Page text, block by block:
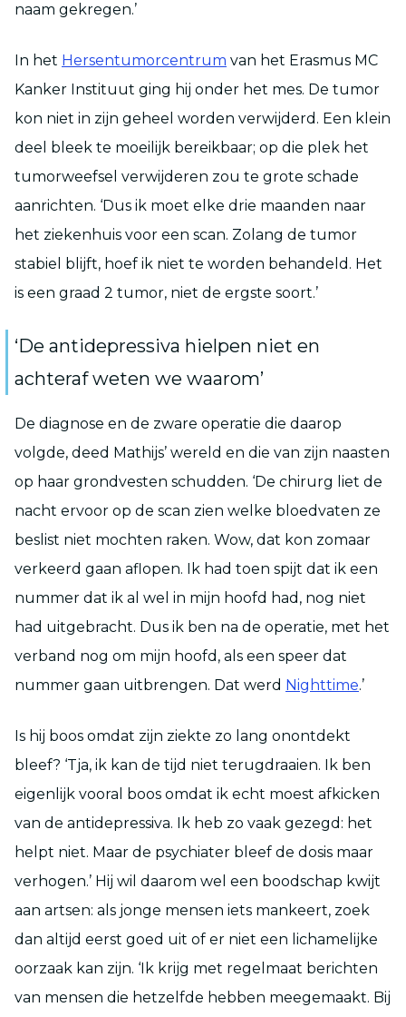
naam gekregen.’
In het Hersentumorcentrum van het Erasmus MC
Kanker Instituut ging hij onder het mes. De tumor
kon niet in zijn geheel worden verwijderd. Een klein
deel bleek te moeilijk bereikbaar; op die plek het
tumorweefsel verwijderen zou te grote schade
aanrichten. ‘Dus ik moet elke drie maanden naar
het ziekenhuis voor een scan. Zolang de tumor
stabiel blijft, hoef ik niet te worden behandeld. Het
is een graad 2 tumor, niet de ergste soort.’
‘De antidepressiva hielpen niet en
achteraf weten we waarom’
De diagnose en de zware operatie die daarop
volgde, deed Mathijs’ wereld en die van zijn naasten
op haar grondvesten schudden. ‘De chirurg liet de
nacht ervoor op de scan zien welke bloedvaten ze
beslist niet mochten raken. Wow, dat kon zomaar
verkeerd gaan aflopen. Ik had toen spijt dat ik een
nummer dat ik al wel in mijn hoofd had, nog niet
had uitgebracht. Dus ik ben na de operatie, met het
verband nog om mijn hoofd, als een speer dat
nummer gaan uitbrengen. Dat werd Nighttime.’
Is hij boos omdat zijn ziekte zo lang onontdekt
bleef? ‘Tja, ik kan de tijd niet terugdraaien. Ik ben
eigenlijk vooral boos omdat ik echt moest afkicken
van de antidepressiva. Ik heb zo vaak gezegd: het
helpt niet. Maar de psychiater bleef de dosis maar
verhogen.’ Hij wil daarom wel een boodschap kwijt
aan artsen: als jonge mensen iets mankeert, zoek
dan altijd eerst goed uit of er niet een lichamelijke
oorzaak kan zijn. ‘Ik krijg met regelmaat berichten
van mensen die hetzelfde hebben meegemaakt. Bij